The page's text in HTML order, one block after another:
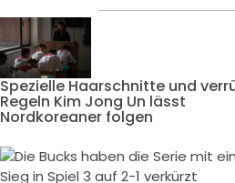
Spezielle Haarschnitte und
Regeln Kim Jong Un lässt
Nordkoreaner folgen